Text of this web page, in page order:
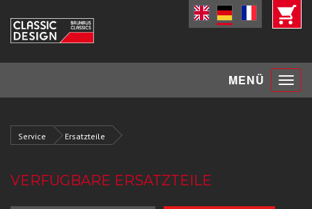
MENÜ Toggle
Service Ersatzteile
VERFÜGBARE ERSATZTEILE